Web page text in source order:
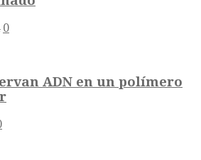
0
ADN en un polímero